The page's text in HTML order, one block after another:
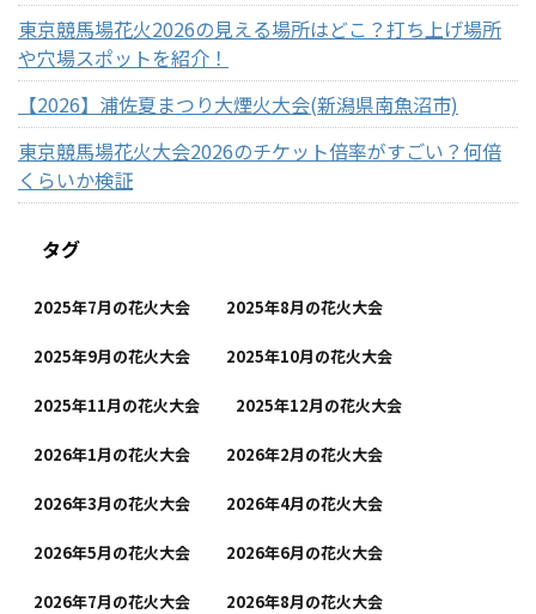
東京競馬場花火2026の見える場所はどこ？打ち上げ場所
や穴場スポットを紹介！
【2026】浦佐夏まつり大煙火大会(新潟県南魚沼市)
東京競馬場花火大会2026のチケット倍率がすごい？何倍
くらいか検証
タグ
2025年7月の花火大会 2025年8月の花火大会
2025年9月の花火大会 2025年10月の花火大会
2025年11月の花火大会 2025年12月の花火大会
2026年1月の花火大会 2026年2月の花火大会
2026年3月の花火大会 2026年4月の花火大会
2026年5月の花火大会 2026年6月の花火大会
2026年7月の花火大会 2026年8月の花火大会